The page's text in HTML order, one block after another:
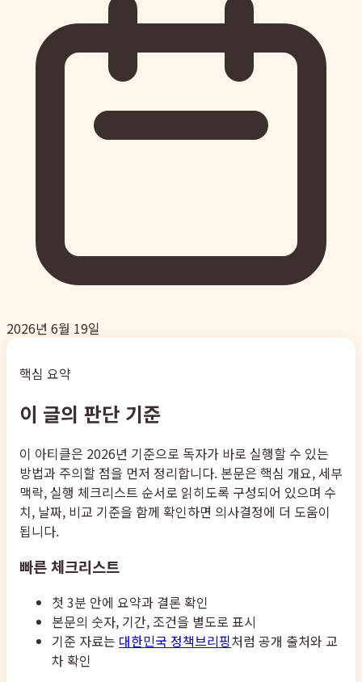
2026년 6월 19일
핵심 요약
이 글의 판단 기준
이 아티클은 2026년 기준으로 독자가 바로 실행할 수 있는
방법과 주의할 점을 먼저 정리합니다. 본문은 핵심 개요, 세부
맥락, 실행 체크리스트 순서로 읽히도록 구성되어 있으며 수
치, 날짜, 비교 기준을 함께 확인하면 의사결정에 더 도움이
됩니다.
빠른 체크리스트
첫 3분 안에 요약과 결론 확인
본문의 숫자, 기간, 조건을 별도로 표시
기준 자료는 대한민국 정책브리핑처럼 공개 출처와 교
차 확인